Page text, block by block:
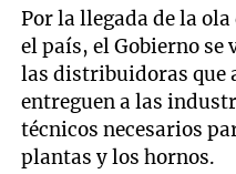
Por la llegada de la
el país, el Gobierno se
las distribuidoras que
entreguen a las
técnicos necesarios
plantas y los hornos.